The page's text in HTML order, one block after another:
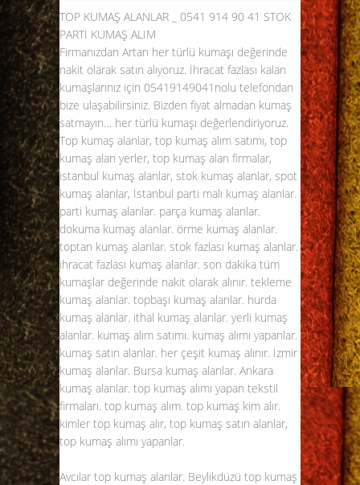
TOP KUMAŞ ALANLAR _ 0541 914 90 41 STOK
PARTİ KUMAŞ ALIM
Firmanızdan Artan her türlü kumaşı değerinde
nakit olarak satın alıyoruz. İhracat fazlası kalan
kumaşlarınız için 05419149041 nolu telefondan
bize ulaşabilirsiniz. Bizden fiyat almadan kumaş
satmayın… her türlü kumaşı değerlendiriyoruz.
Top kumaş alanlar, top kumaş alım satımı, top
kumaş alan yerler, top kumaş alan firmalar,
istanbul kumaş alanlar, stok kumaş alanlar, spot
kumaş alanlar, İstanbul parti malı kumaş alanlar.
parti kumaş alanlar. parça kumaş alanlar.
dokuma kumaş alanlar. örme kumaş alanlar.
toptan kumaş alanlar. stok fazlası kumaş alanlar.
ihracat fazlası kumaş alanlar. son dakika tüm
kumaşlar değerinde nakit olarak alınır. tekleme
kumaş alanlar. topbaşı kumaş alanlar. hurda
kumaş alanlar. ithal kumaş alanlar. yerli kumaş
alanlar. kumaş alım satımı. kumaş alımı yapanlar.
kumaş satın alanlar. her çeşit kumaş alınır. İzmir
kumaş alanlar. Bursa kumaş alanlar. Ankara
kumaş alanlar. top kumaş alımı yapan tekstil
firmaları. top kumaş alım. top kumaş kim alır.
kimler top kumaş alır, top kumaş satın alanlar,
top kumaş alımı yapanlar.
Avcılar top kumaş alanlar. Beylikdüzü top kumaş